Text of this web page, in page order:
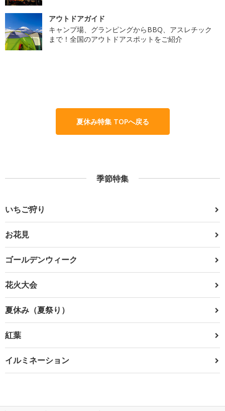
アウトドアガイド
キャンプ場、グランピングからBBQ、アスレチック
まで！全国のアウトドアスポットをご紹介
夏休み特集 TOPへ戻る
季節特集
いちご狩り
お花見
ゴールデンウィーク
花火大会
夏休み（夏祭り）
紅葉
イルミネーション